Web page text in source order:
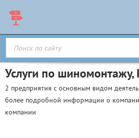
Услуги по шиномонтажу,
2 предприятия с основным видом
более подробной информации о
компании